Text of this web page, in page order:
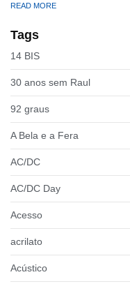
READ MORE
Tags
14 BIS
30 anos sem Raul
92 graus
A Bela e a Fera
AC/DC
AC/DC Day
Acesso
acrilato
Acústico